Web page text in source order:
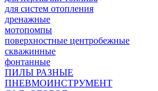
для систем отопления
дренажные
мотопомпы
поверхностные центробежные
скважинные
фонтанные
ПИЛЫ РАЗНЫЕ
ПНЕВМОИНСТРУМЕНТ